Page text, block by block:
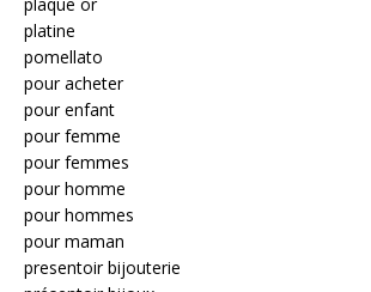
plaque or
platine
pomellato
pour acheter
pour enfant
pour femme
pour femmes
pour homme
pour hommes
pour maman
presentoir bijouterie